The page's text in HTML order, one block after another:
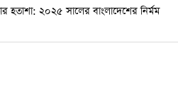
হতাশা: ২০২৫ সালের বাংলাদেশের নির্মম